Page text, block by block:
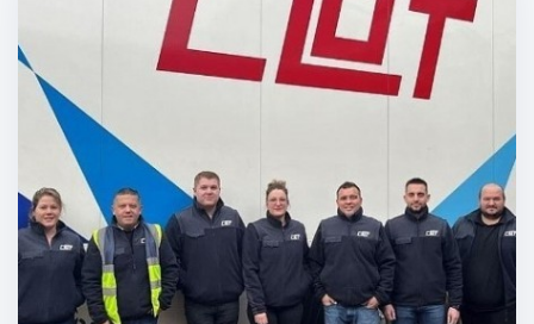
AGENCES
TRANSPORT
DISTRIBUTION
LOGISTIQUE
ACTUALITÉS
GUIDES ET LIVRES BLANCS